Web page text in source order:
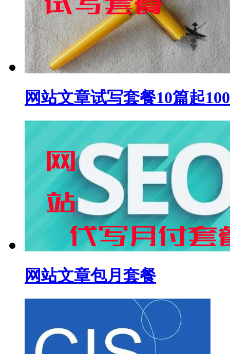
网站文章试写套餐10篇起
网站文章包月套餐